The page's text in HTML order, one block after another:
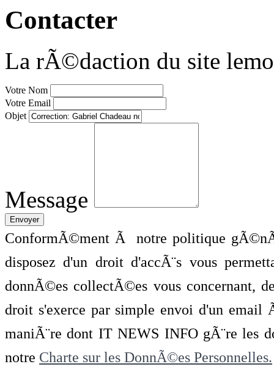
Contacter
La rÃ©daction du site
Votre Nom
Votre Email
Objet
Message
ConformÃ©ment Ã notre politique
disposez d'un droit d'accÃ¨s vous
donnÃ©es collectÃ©es vous concernant,
droit s'exerce par simple envoi d'un
maniÃ¨re dont IT NEWS INFO gÃ¨re les
notre Charte sur les DonnÃ©es Personnelles.